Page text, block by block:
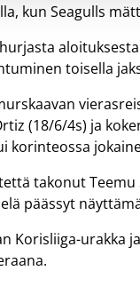
kun Seagulls
toisella
(18/6/4s) ja
takonut
päässyt
Korisliiga-urakka